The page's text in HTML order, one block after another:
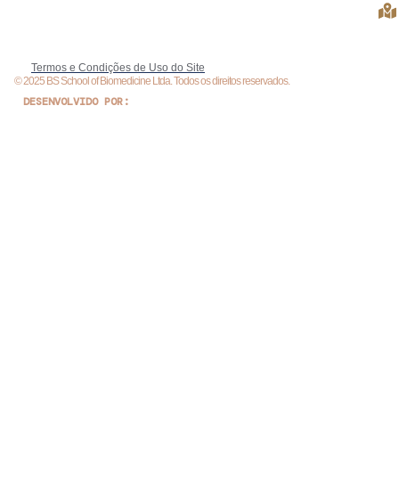
Termos e Condições de Uso do Site
© 2025 BS School of Biomedicine Ltda. Todos os direitos reservados.
DESENVOLVIDO POR: